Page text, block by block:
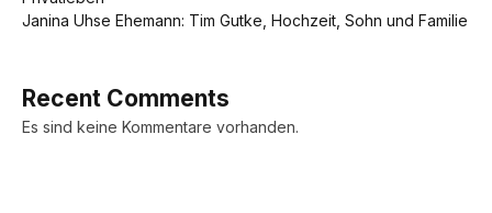
Janina Uhse Ehemann: Tim Gutke, Hochzeit, Sohn und Familie
Recent Comments
Es sind keine Kommentare vorhanden.